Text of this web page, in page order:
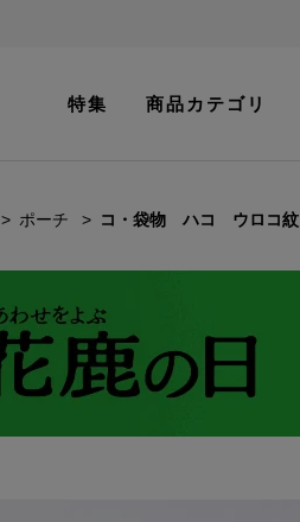
特集 商品カテゴリ
ポーチ コ・袋物 ハコ ウロコ紋